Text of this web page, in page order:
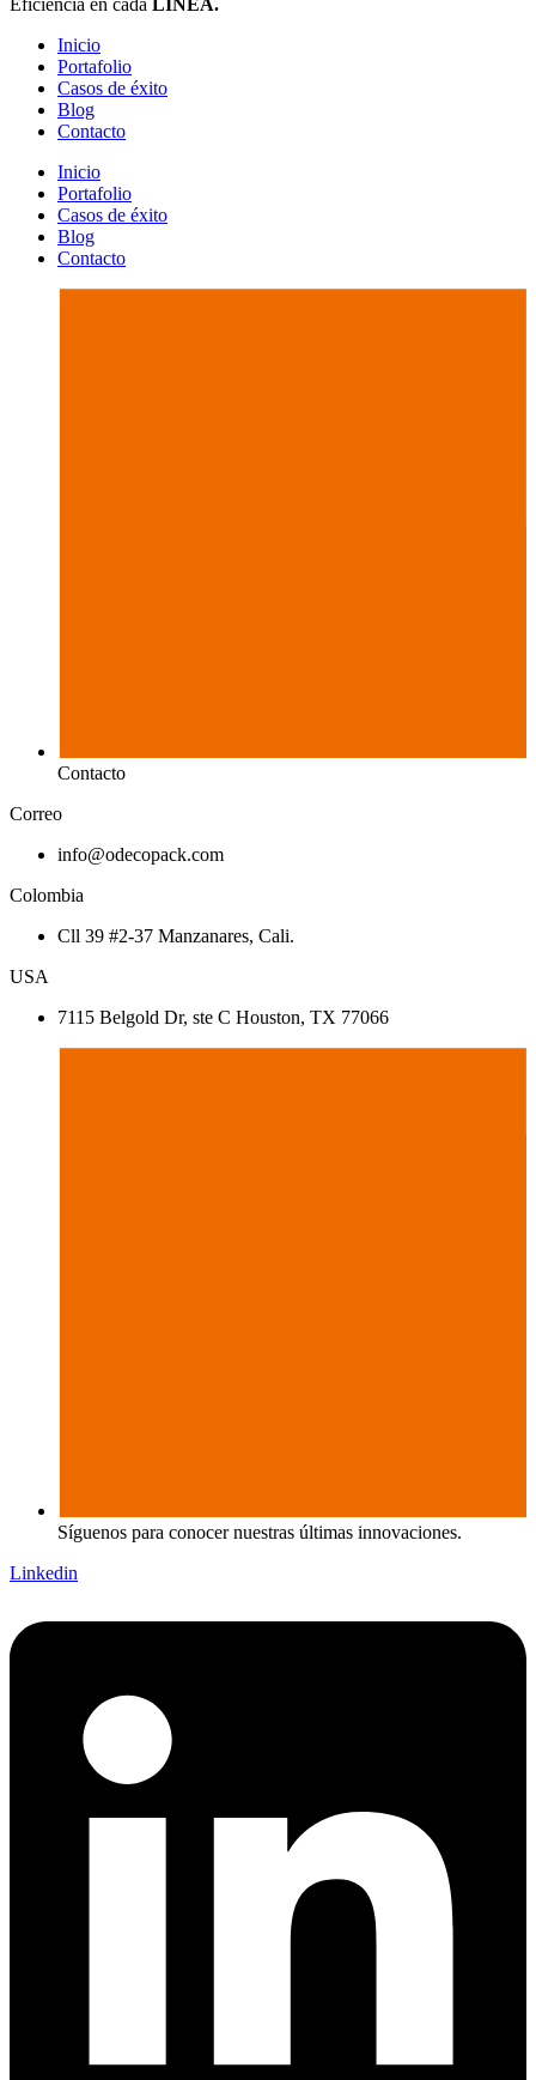
Eficiencia en cada LÍNEA.
Inicio
Portafolio
Casos de éxito
Blog
Contacto
Inicio
Portafolio
Casos de éxito
Blog
Contacto
Contacto
Correo
info@odecopack.com
Colombia
Cll 39 #2-37 Manzanares, Cali.
USA
7115 Belgold Dr, ste C Houston, TX 77066
Síguenos para conocer nuestras últimas innovaciones.
Linkedin